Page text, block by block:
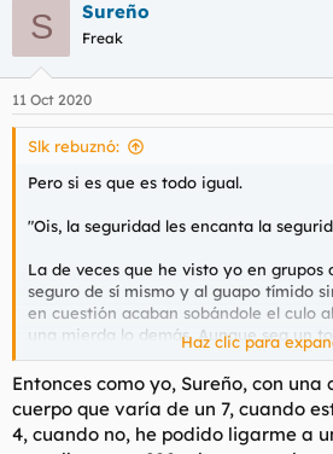
S Sureño
Freak
11 Oct 2020
Slk rebuznó:
Pero si es que es todo igual.
"Ois, la seguridad les encanta la
La de veces que he visto yo en grupos
seguro de sí mismo y al guapo tímido
en cuestión acaban sobándole el culo
una mierda lo demás. Aunque sea un
arte para cortejar que una patata,
guapo. Y punto.
Haz clic para
Entonces como yo, Sureño, con una
cuerpo que varía de un 7, cuando
4, cuando no, he podido ligarme a